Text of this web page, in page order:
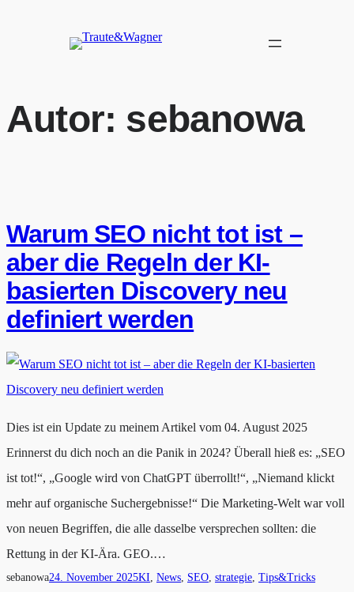
Autor: sebanowa
Warum SEO nicht tot ist –
aber die Regeln der KI-
basierten Discovery neu
definiert werden
Dies ist ein Update zu meinem Artikel vom 04. August 2025
Erinnerst du dich noch an die Panik in 2024? Überall hieß es: „SEO
ist tot!“, „Google wird von ChatGPT überrollt!“, „Niemand klickt
mehr auf organische Suchergebnisse!“ Die Marketing-Welt war voll
von neuen Begriffen, die alle dasselbe versprechen sollten: die
Rettung in der KI-Ära. GEO.…
sebanowa24. November 2025KI News SEO strategie Tips&Tricks